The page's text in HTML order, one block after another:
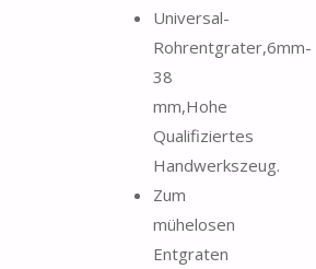
Universal-
Rohrentgrater,6mm-
38
mm,Hohe
Qualifiziertes
Handwerkszeug.
Zum
mühelosen
Entgraten